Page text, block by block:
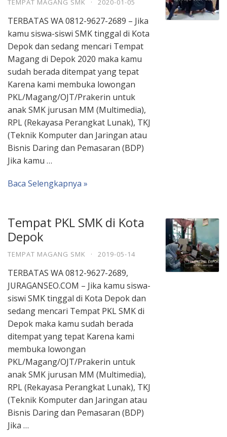
TEMPAT MAGANG SMK · 2020-01-05
TERBATAS WA 0812-9627-2689 – Jika
kamu siswa-siswi SMK tinggal di Kota
Depok dan sedang mencari Tempat
Magang di Depok 2020 maka kamu
sudah berada ditempat yang tepat
Karena kami membuka lowongan
PKL/Magang/OJT/Prakerin untuk
anak SMK jurusan MM (Multimedia),
RPL (Rekayasa Perangkat Lunak), TKJ
(Teknik Komputer dan Jaringan atau
Bisnis Daring dan Pemasaran (BDP)
Jika kamu …
Baca Selengkapnya »
Tempat PKL SMK di Kota
Depok
TEMPAT MAGANG SMK · 2019-05-14
TERBATAS WA 0812-9627-2689,
JURAGANSEO.COM – Jika kamu siswa-
siswi SMK tinggal di Kota Depok dan
sedang mencari Tempat PKL SMK di
Depok maka kamu sudah berada
ditempat yang tepat Karena kami
membuka lowongan
PKL/Magang/OJT/Prakerin untuk
anak SMK jurusan MM (Multimedia),
RPL (Rekayasa Perangkat Lunak), TKJ
(Teknik Komputer dan Jaringan atau
Bisnis Daring dan Pemasaran (BDP)
Jika …